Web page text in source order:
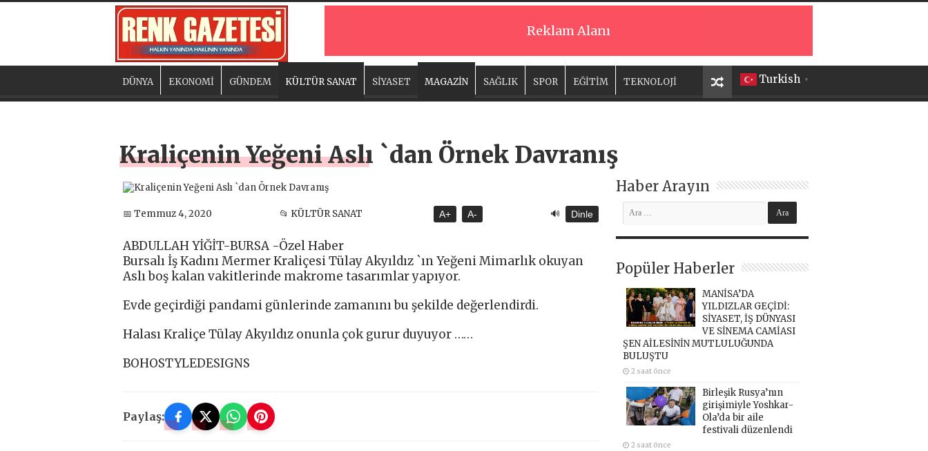
Reklam Alanı
Turkish ▼
DÜNYA EKONOMİ GÜNDEM KÜLTÜR SANAT SİYASET MAGAZİN SAĞLIK SPOR EĞİTİM TEKNOLOJİ
Kraliçenin Yeğeni Aslı `dan Örnek Davranış
📅 Temmuz 4, 2020 📂 KÜLTÜR SANAT A+ A- 🔊 Dinle
ABDULLAH YİĞİT-BURSA -Özel Haber
Bursalı İş Kadını Mermer Kraliçesi Tülay Akyıldız `ın Yeğeni Mimarlık okuyan
Aslı boş kalan vakitlerinde makrome tasarımlar yapıyor.
Evde geçirdiği pandami günlerinde zamanını bu şekilde değerlendirdi.
Halası Kraliçe Tülay Akyıldız onunla çok gurur duyuyor ……
BOHOSTYLEDESIGNS
Paylaş:
Haber Arayın
Popüler Haberler
MANİSA’DA
YILDIZLAR GEÇİDİ:
SİYASET, İŞ DÜNYASI
VE SİNEMA CAMİASI
ŞEN AİLESİNİN MUTLULUĞUNDA
BULUŞTU
2 saat önce
Birleşik Rusya’nın
girişimiyle Yoshkar-
Ola’da bir aile
festivali düzenlendi
2 saat önce